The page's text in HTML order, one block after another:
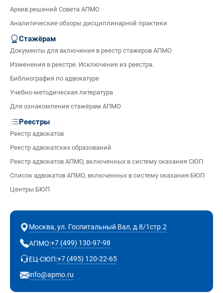
Архив решений Совета АПМО
Аналитические обзоры дисциплинарной практики
Стажёрам
Документы для включения в реестр стажеров АПМО
Изменения в реестре. Исключение из реестра.
Библиография по адвокатуре
Учебно-методическая литература
Для ознакомления стажёрам АПМО
Реестры
Реестр адвокатов
Реестр адвокатских образований
Реестр адвокатов АПМО, включенных в систему оказания СЮП
Список адвокатов АПМО, включенных в систему оказания БЮП
Центры БЮП
Москва, ул. Госпитальный Вал, д.8/1стр.2
АПМО:+7 (499) 130-97-98
ЕЦ-СЮП:+7 (495) 120-22-65
info@apmo.ru